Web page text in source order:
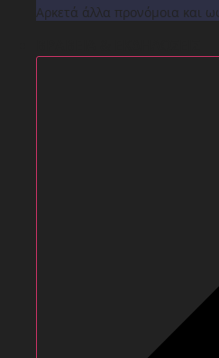
Αρκετά άλλα προνόμοια και